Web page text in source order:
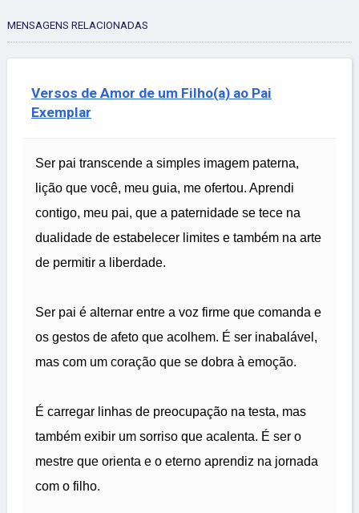
MENSAGENS RELACIONADAS
Versos de Amor de um Filho(a) ao Pai
Exemplar
Ser pai transcende a simples imagem paterna,
lição que você, meu guia, me ofertou. Aprendi
contigo, meu pai, que a paternidade se tece na
dualidade de estabelecer limites e também na arte
de permitir a liberdade.
Ser pai é alternar entre a voz firme que comanda e
os gestos de afeto que acolhem. É ser inabalável,
mas com um coração que se dobra à emoção.
É carregar linhas de preocupação na testa, mas
também exibir um sorriso que acalenta. É ser o
mestre que orienta e o eterno aprendiz na jornada
com o filho.